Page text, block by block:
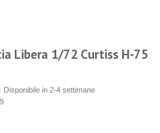
Libera 1/72 Curtiss H-75
Disponibile in 2-4 settimane